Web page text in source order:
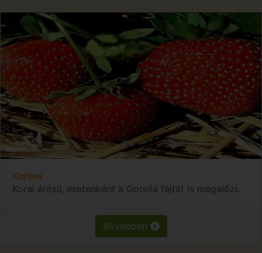
Kortes
Korai érésű, esetenként a Gorella fajtát is megelőzi.
Bővebben